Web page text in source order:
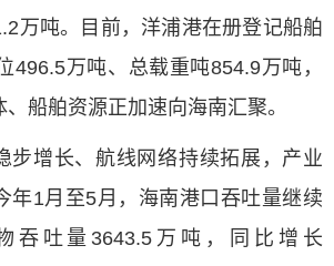
万吨。目前，洋浦港在册登记船舶
496.5万吨、总载重吨854.9万吨，
船舶资源正加速向海南汇聚。
步增长、航线网络持续拓展，产业
年1月至5月，海南港口吞吐量继续
吞吐量3643.5万吨，同比增长